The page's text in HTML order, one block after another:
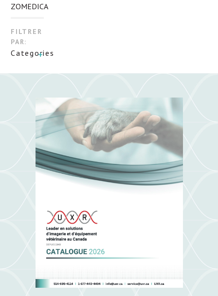
ZOMEDICA
FILTRER
PAR:
Categories